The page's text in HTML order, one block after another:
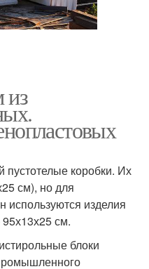
из
пустотелые коробки. Их
см), но для
используются изделия
см.
блоки